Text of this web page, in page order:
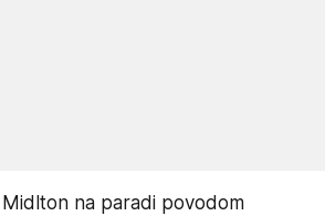
Midlton na paradi povodom